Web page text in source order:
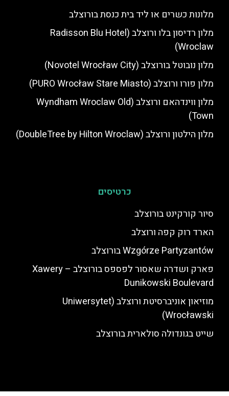
מלונות כשרים או ליד בית כנסת בורוצלב
מלון רדיסון בלו ורוצלב (Radisson Blu Hotel
Wroclaw)
מלון נובוטל בורוצלב (Novotel Wrocław City)
מלון פורו ורוצלב (PURO Wrocław Stare Miasto)
מלון ווינדהאם ורוצלב (Wyndham Wroclaw Old
Town)
מלון הילטון ורוצלב (DoubleTree by Hilton Wroclaw)
כרטיסים
סיור קורקינט בורוצלב
הארד רוק קפה ורוצלב
Wzgórze Partyzantów בורוצלב
פארק ושדרה שאסור לפספס בורוצלב – Xawery
Dunikowski Boulevard
מוזיאון אוניברסיטת ורוצלב (Uniwersytet
Wrocławski)
שייט בגונדולה סולארית בורוצלב